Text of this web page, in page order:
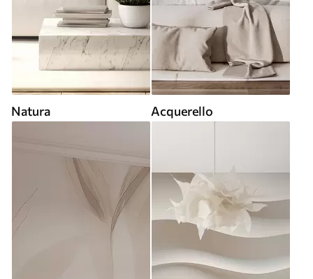
Natura Acquerello